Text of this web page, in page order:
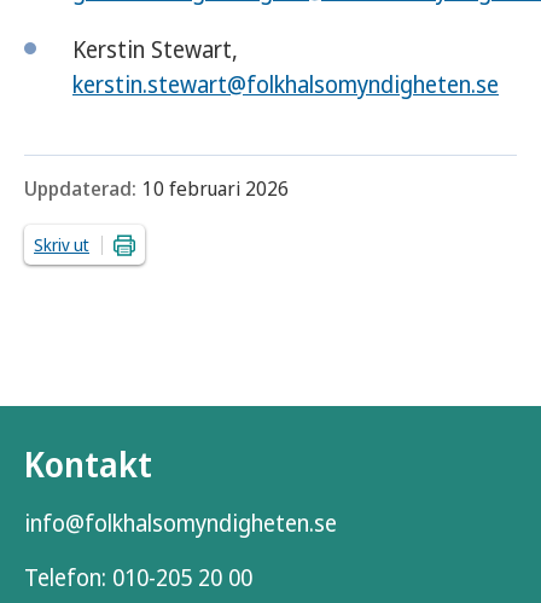
Kerstin Stewart,
kerstin.stewart@folkhalsomyndigheten.se
Uppdaterad: 10 februari 2026
Skriv ut
Kontakt
info@folkhalsomyndigheten.se
Telefon: 010-205 20 00